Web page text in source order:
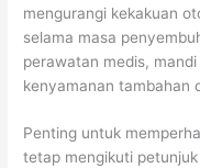
mengurangi kekakuan
selama masa
perawatan medis,
kenyamanan tambahan
Penting untuk
tetap mengikuti